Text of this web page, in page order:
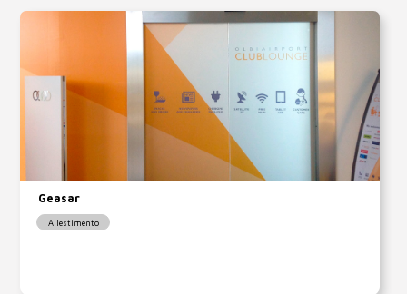
Geasar
Allestimento